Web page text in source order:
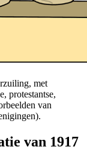
met
protestantse,
van
van 1917